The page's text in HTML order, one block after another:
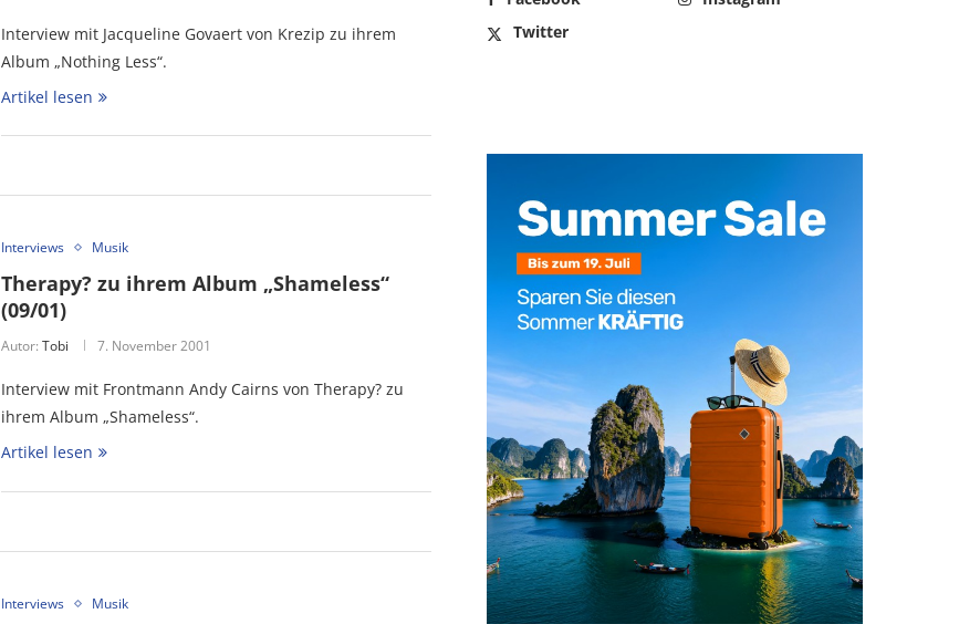
Interview mit Jacqueline Govaert von Krezip zu ihrem
Album „Nothing Less“.
Artikel lesen
Interviews Musik
Therapy? zu ihrem Album „Shameless“
(09/01)
Autor: Tobi 7. November 2001
Interview mit Frontmann Andy Cairns von Therapy? zu
ihrem Album „Shameless“.
Artikel lesen
Interviews Musik
Twitter